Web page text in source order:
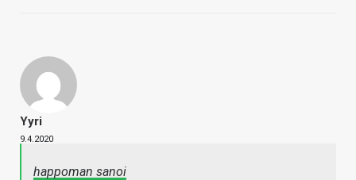
Yyri
9.4.2020
happoman sanoi